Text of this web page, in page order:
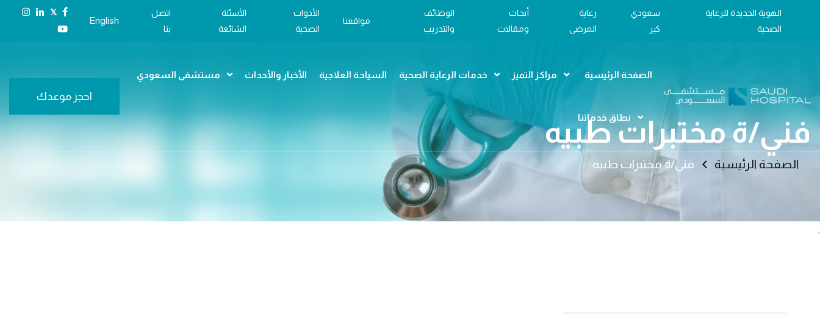
الهوية الجديدة للرعاية
الصحية
سعودي
كير
رعاية
المرضى
أبحاث
ومقالات
الوظائف
والتدريب
مواقعنا
الأدوات
الصحية
الأسئلة
الشائعة
اتصل
بنا
English
𝕏
الصفحة الرئيسية مراكز التميز خدمات الرعاية الصحية السياحة العلاجية الأخبار والأحداث مستشفى السعودي
نطاق خدماتنا
احجز موعدك
فني/ة مختبرات طبيه
الصفحة الرئيسية فني/ة مختبرات طبيه
;